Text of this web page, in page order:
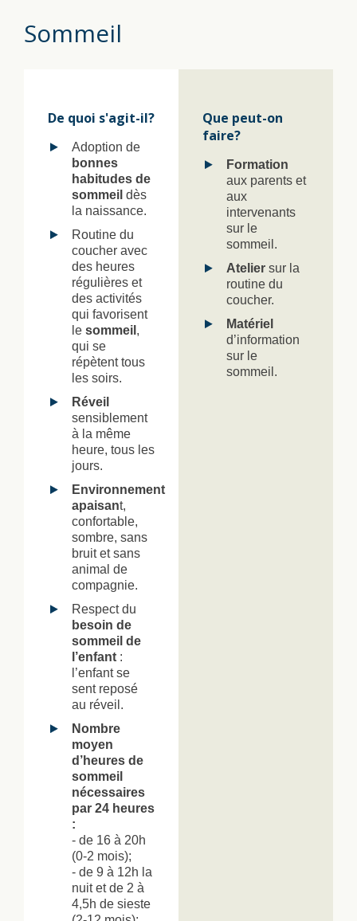
Sommeil
De quoi s'agit-il?
Adoption de
bonnes
habitudes de
sommeil dès
la naissance.
Routine du
coucher avec
des heures
régulières et
des activités
qui favorisent
le sommeil ,
qui se
répètent tous
les soirs.
Réveil
sensiblement
à la même
heure, tous les
jours.
Environnement
apaisant,
confortable,
sombre, sans
bruit et sans
animal de
compagnie.
Respect du
besoin de
sommeil de
l’enfant :
l’enfant se
sent reposé
au réveil.
Nombre
moyen
d’heures de
sommeil
nécessaires
par 24 heures
:
- de 16 à 20h
(0-2 mois);
- de 9 à 12h la
nuit et de 2 à
4,5h de sieste
Que peut-on
faire?
Formation
aux parents et
aux
intervenants
sur le
sommeil.
Atelier sur la
routine du
coucher.
Matériel
d’information
sur le
sommeil.